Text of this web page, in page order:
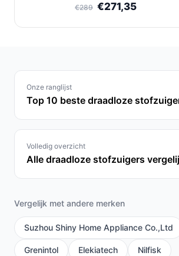
€289 €271,35
Onze ranglijst
Top 10 beste draadloze
Volledig overzicht
Alle draadloze stofzuigers
Vergelijk met andere merken
Suzhou Shiny Home Appliance Co.,Ltd
Grenintol Elekiatech Nilfisk